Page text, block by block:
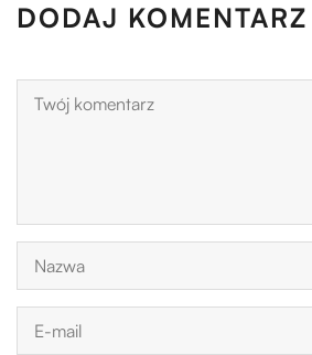
DODAJ KOMENTARZ